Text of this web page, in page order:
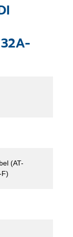
(AT-
F)